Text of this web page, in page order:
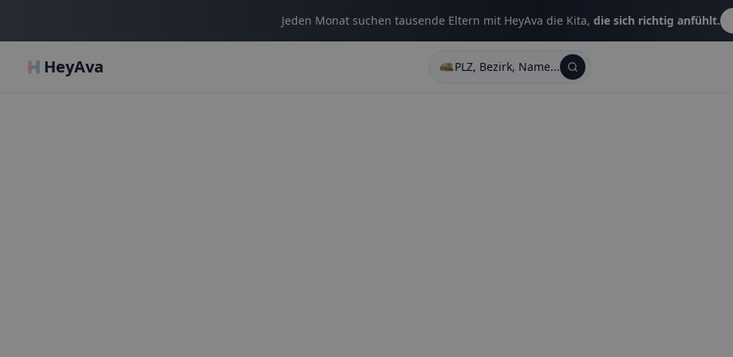
Jeden Monat suchen tausende Eltern mit HeyAva die Kita, die sich richtig anfühlt.
HeyAva PLZ, Bezirk, Name...